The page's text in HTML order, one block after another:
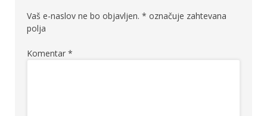
Vaš e-naslov ne bo objavljen. * označuje zahtevana
polja
Komentar *